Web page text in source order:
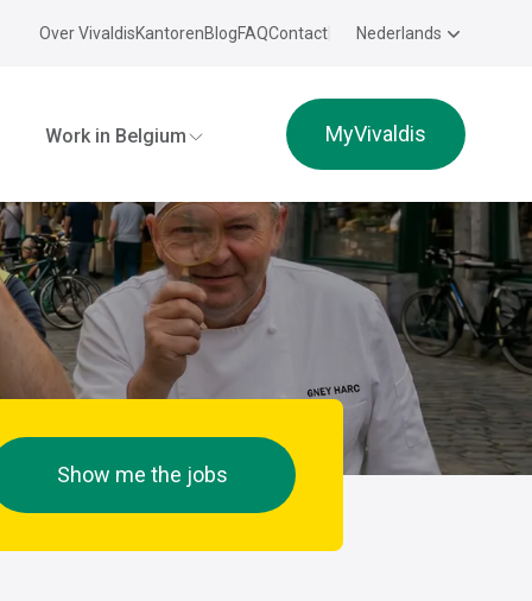
Over VivaldisKantorenBlogFAQContact Nederlands
Work in Belgium MyVivaldis
Show me the jobs